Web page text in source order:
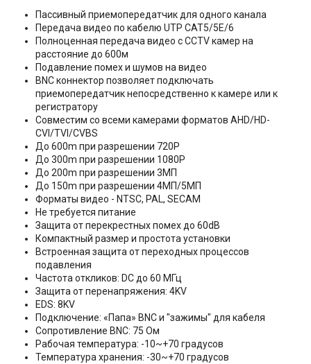
Пассивный приемопередатчик для одного канала
Передача видео по кабелю UTP CAT5/5E/6
Полноценная передача видео с CCTV камер на
расстояние до 600м
Подавление помех и шумов на видео
BNC коннектор позволяет подключать
приемопередатчик непосредственно к камере или к
регистратору
Совместим со всеми камерами форматов AHD/HD-
CVI/TVI/CVBS
До 600m при разрешении 720P
До 300m при разрешении 1080P
До 200m при разрешении 3МП
До 150m при разрешении 4МП/5МП
Форматы видео - NTSC, PAL, SECAM
Не требуется питание
Защита от перекрестных помех до 60dB
Компактный размер и простота установки
Встроенная защита от переходных процессов
подавления
Частота откликов: DC до 60 МГц
Защита от перенапряжения: 4KV
EDS: 8KV
Подключение: «Папа» BNC и "зажимы" для кабеля
Сопротивление BNC: 75 Ом
Рабочая температура: -10~+70 градусов
Температура хранения: -30~+70 градусов